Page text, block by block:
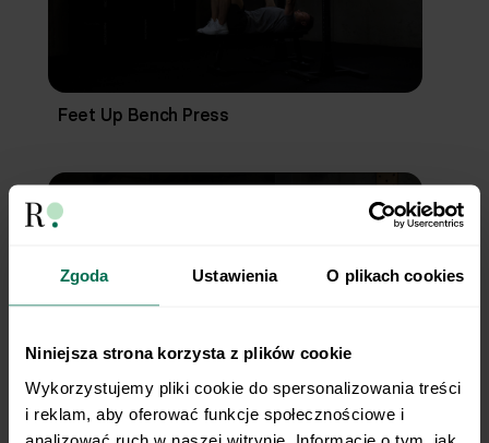
Zgoda Ustawienia O plikach cookies
Niniejsza strona korzysta z plików cookie
Wykorzystujemy pliki cookie do spersonalizowania treści
i reklam, aby oferować funkcje społecznościowe i
analizować ruch w naszej witrynie. Informacje o tym, jak
Feet Up Bench Press
Dumbbell Floor Press